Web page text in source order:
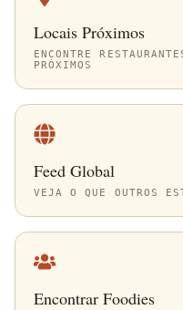
Locais Próximos
ENCONTRE
PRÓXIMOS
Feed Global
VEJA O QUE OUTROS
Encontrar Foodies